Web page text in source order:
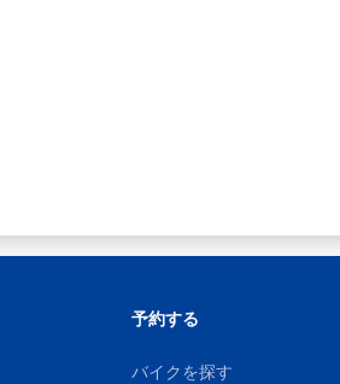
予約する
バイクを探す